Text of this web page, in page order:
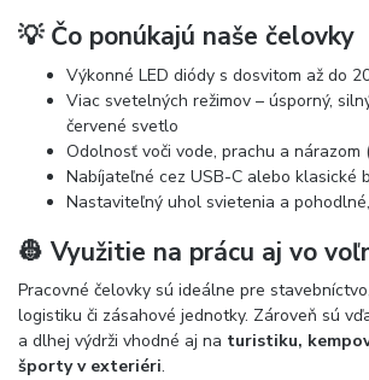
💡 Čo ponúkajú naše čelovky
Výkonné LED diódy s dosvitom až do
Viac svetelných režimov – úsporný,
červené svetlo
Odolnosť voči vode, prachu a nárazom
Nabíjateľné cez USB-C alebo klasické
Nastaviteľný uhol svietenia a
👷 Využitie na prácu aj vo
Pracovné čelovky sú ideálne pre
logistiku či zásahové jednotky. Zároveň sú
a dlhej výdrži vhodné aj na turistiku,
športy v exteriéri.